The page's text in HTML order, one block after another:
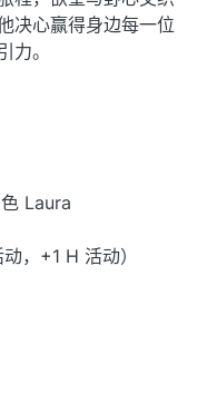
决心赢得身边每一位
力。
Laura
，+1 H 活动）